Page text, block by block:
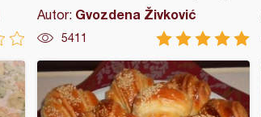
Autor: Gvozdena Živković
5411